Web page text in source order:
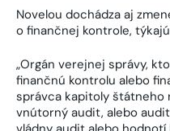
Novelou dochádza aj
o finančnej kontrole,
„Orgán verejnej správy,
finančnú kontrolu alebo
správca kapitoly štátneho
vnútorný audit, alebo